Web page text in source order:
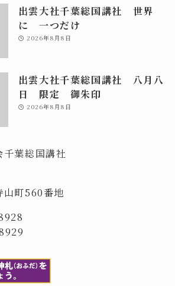
出雲大社千葉総国講社 世界
に 一つだけ
2026年8月8日
出雲大社千葉総国講社 八月八
日 限定 御朱印
2026年8月8日
葉総国講社
山町560番地